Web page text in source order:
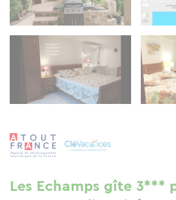
Les Echamps gîte 3***